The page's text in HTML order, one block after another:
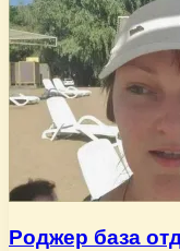
Роджер база